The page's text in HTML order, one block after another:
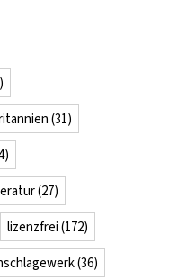
(31)
(27)
lizenzfrei (172)
(36)